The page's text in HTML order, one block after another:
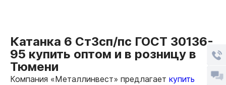
Катанка 6 Ст3сп/пс ГОСТ 30136-
95 купить оптом и в розницу в
Тюмени
Компания «Металлинвест» предлагает купить